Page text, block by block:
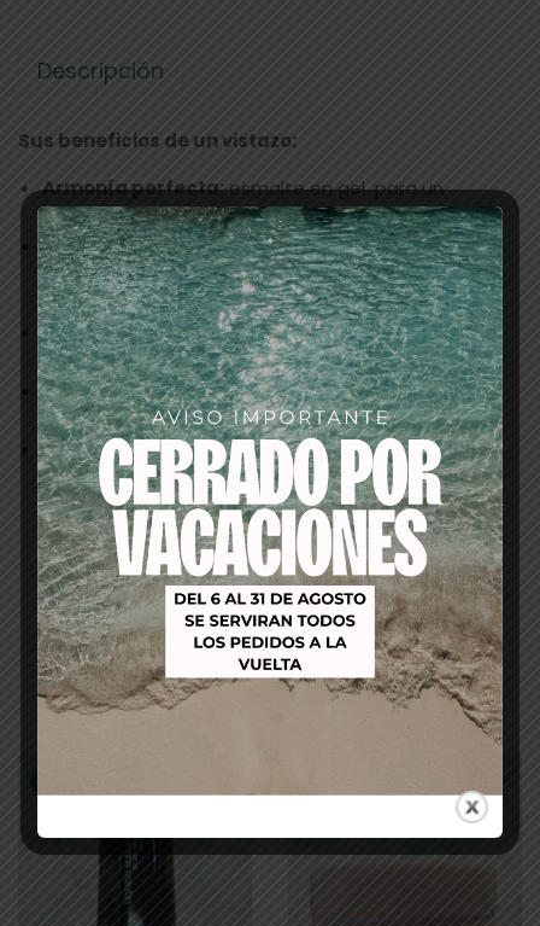
Descripción
Sus beneficios de un vistazo:
Armonía perfecta:esmalte en gel para un
resultado absolutamente armonioso.
Fácil aplicación:Su textura suave se desliza sin
esfuerzo sobre la uña y permite una aplicación
precisa.
Cobertura intensa:Una sola capa es suficiente
para obtener un color intenso y uniforme.
Larga duración:Disfruta de semanas de brillo y
color con el esmalte en gel Perfect Match
Acabado de alto brillo:El esmalte le da a tus uñas
un irresistible aspecto de gel con un brillo
espectacular.
Productos relacionados